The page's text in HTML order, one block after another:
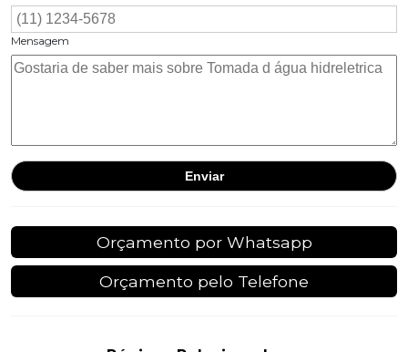
Mensagem
Orçamento por Whatsapp
Orçamento pelo Telefone